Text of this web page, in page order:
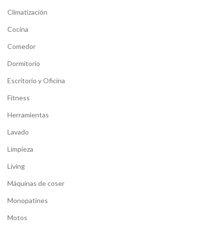
Climatización
Cocina
Comedor
Dormitorio
Escritorio y Oficina
Fitness
Herramientas
Lavado
Limpieza
Living
Máquinas de coser
Monopatines
Motos